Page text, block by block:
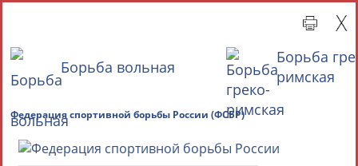
Главная » Всероссийские спортивные организации
Борьба вольная
Борьба
римская
Федерация спортивной борьбы России (ФСБР)